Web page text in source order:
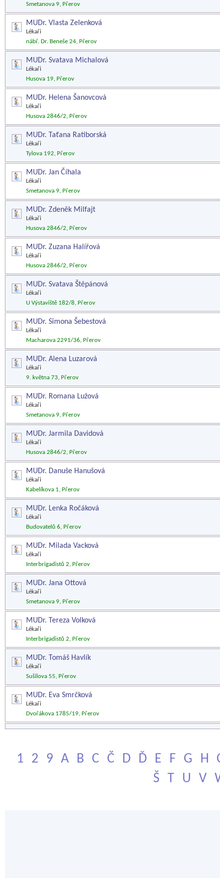
Smetanova 9, Přerov
MUDr. Vlasta Zelenková
Lékaři
nábř. Dr. Beneše 24, Přerov
MUDr. Svatava Michalová
Lékaři
Husova 19, Přerov
MUDr. Helena Šanovcová
Lékaři
Husova 2846/2, Přerov
MUDr. Taťana Ratiborská
Lékaři
Tylova 192, Přerov
MUDr. Jan Číhala
Lékaři
Smetanova 9, Přerov
MUDr. Zdeněk Milfajt
Lékaři
Husova 2846/2, Přerov
MUDr. Zuzana Halířová
Lékaři
Husova 2846/2, Přerov
MUDr. Svatava Štěpánová
Lékaři
U Výstaviště 182/8, Přerov
MUDr. Simona Šebestová
Lékaři
Macharova 2291/36, Přerov
MUDr. Alena Luzarová
Lékaři
9. května 73, Přerov
MUDr. Romana Lužová
Lékaři
Smetanova 9, Přerov
MUDr. Jarmila Davidová
Lékaři
Husova 2846/2, Přerov
MUDr. Danuše Hanušová
Lékaři
Kabelíkova 1, Přerov
MUDr. Lenka Ročáková
Lékaři
Budovatelů 6, Přerov
MUDr. Milada Vacková
Lékaři
Interbrigadistů 2, Přerov
MUDr. Jana Ottová
Lékaři
Smetanova 9, Přerov
MUDr. Tereza Volková
Lékaři
Interbrigadistů 2, Přerov
MUDr. Tomáš Havlík
Lékaři
Sušilova 55, Přerov
MUDr. Eva Smrčková
Lékaři
Dvořákova 1785/19, Přerov
1 2 9 A B C Č D Ď E F G H
Š
T U V